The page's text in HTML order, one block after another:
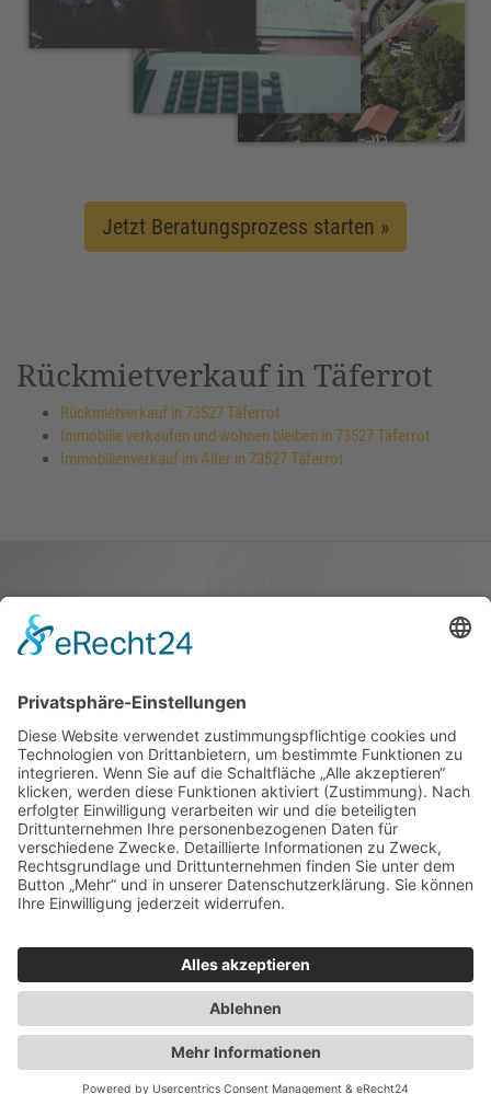
Jetzt Beratungsprozess starten »
Rückmietverkauf in Täferrot
Rückmietverkauf in 73527 Täferrot
Immobilie verkaufen und wohnen bleiben in 73527 Täferrot
Immobilienverkauf im Alter in 73527 Täferrot
verkaufen und darin
wohnen bleiben
Verkaufen Sie Ihr Haus oder Ihre
Eigen­tums­woh­nung und bleiben Sie
darin wohnen.
Jetzt Ermittlung starten »
Regional
© 2026 WohnBW